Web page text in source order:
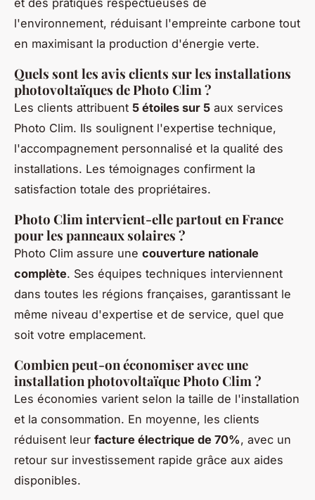
l'environnement, réduisant l'empreinte carbone tout
en maximisant la production d'énergie verte.
Quels sont les avis clients sur les installations
photovoltaïques de Photo Clim ?
Les clients attribuent 5 étoiles sur 5 aux services
Photo Clim. Ils soulignent l'expertise technique,
l'accompagnement personnalisé et la qualité des
installations. Les témoignages confirment la
satisfaction totale des propriétaires.
Photo Clim intervient-elle partout en France
pour les panneaux solaires ?
Photo Clim assure une couverture nationale
complète. Ses équipes techniques interviennent
dans toutes les régions françaises, garantissant le
même niveau d'expertise et de service, quel que
soit votre emplacement.
Combien peut-on économiser avec une
installation photovoltaïque Photo Clim ?
Les économies varient selon la taille de l'installation
et la consommation. En moyenne, les clients
réduisent leur facture électrique de 70%, avec un
retour sur investissement rapide grâce aux aides
disponibles.